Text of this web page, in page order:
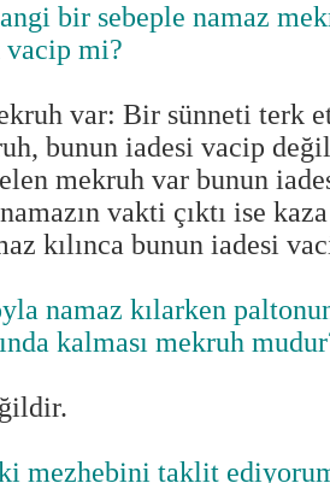
bir sebeple namaz
vacip mi?
var: Bir sünneti terk
bunun iadesi vacip
mekruh var bunun
vakti çıktı ise
kılınca bunun iadesi
namaz kılarken
kalması mekruh
mezhebini taklit